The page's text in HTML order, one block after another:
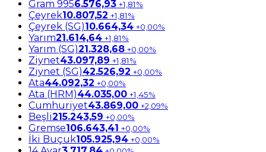
Gram 9956.576,93 +1,81%
Çeyrek10.807,52 +1,81%
Çeyrek (SG)10.664,34 +0,00%
Yarım21.614,64 +1,81%
Yarım (SG)21.328,68 +0,00%
Ziynet43.097,89 +1,81%
Ziynet (SG)42.526,92 +0,00%
Ata44.092,32 +0,00%
Ata (HRM)44.035,00 +1,45%
Cumhuriyet43.869,00 +2,09%
Beşli215.243,59 +0,00%
Gremse106.643,41 +0,00%
İki Buçuk105.925,94 +0,00%